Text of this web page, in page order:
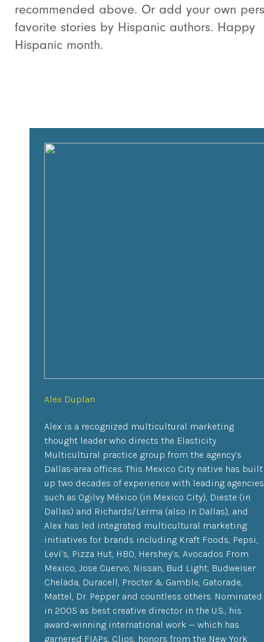
recommended above. Or add your own
favorite stories by Hispanic authors. Happy
Hispanic month.
Alex Duplan
Alex is a recognized multicultural marketing
thought leader who directs the Elasticity
Multicultural practice group from the agency’s
Dallas-area offices. This Mexico City native has built
up two decades of experience with leading
such as Ogilvy México (in Mexico City), Dieste (in
Dallas) and Richards/Lerma (also in Dallas), and
Alex has led integrated multicultural marketing
initiatives for brands including Kraft Foods, Pepsi,
Levi’s, Pizza Hut, HBO, Hershey’s, Avocados From
Mexico, Jose Cuervo, Nissan, Bud Light, Budweiser
Chelada, Duracell, Procter & Gamble, Gatorade,
Mattel, Dr. Pepper and countless others. Nominated
in 2005 as best creative director in the U.S., his
award-winning international work — which has
garnered FIAPs, Clios, honors from the New York